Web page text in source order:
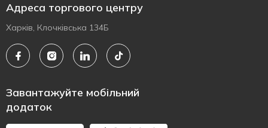
Адреса торгового центру
Харків, Клочківська 134Б
Завантажуйте мобільний
додаток